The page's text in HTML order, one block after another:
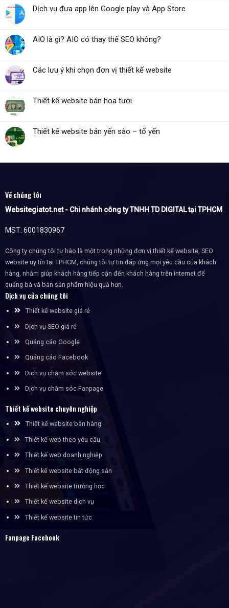
Dịch vụ đưa app lên Google play và App Store
AIO là gì? AIO có thay thế SEO không?
Các lưu ý khi chọn đơn vị thiết kế website
Thiết kế website bán hoa tươi
Thiết kế website bán yến sào – tổ yến
Về chúng tôi
Websitegiatot.net - Chi nhánh công ty TNHH TD DIGITAL tại TPHCM
MST: 6001830967
Công ty chúng tôi tự hào là một trong những đơn vị thiết kế website, SEO
website uy tín tại TPHCM, chúng tôi tự tin đáp ứng mọi yêu cầu của khách
hàng, nhằm giúp khách hàng tiếp cận đến khách hàng trên internet để
quảng bá và bán sản phẩm hiệu quả hơn.
Dịch vụ của chúng tôi
Thiết kế website giá rẻ
Dịch vụ SEO giá rẻ
Quảng cáo Google
Quảng cáo Facebook
Dịch vụ chăm sóc website
Dịch vụ chăm sóc Fanpage
Thiết kế website chuyên nghiệp
Thiết kế website bán hàng
Thiết kế web theo yêu cầu
Thiết kế web doanh nghiệp
Thiết kế website bất động sản
Thiết kế website trường học
Thiết kế website dịch vụ
Thiết kế website tin tức
Fanpage Facebook